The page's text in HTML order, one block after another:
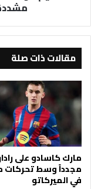
بحق
للأنظمة
مقالات ذات صلة
مارك كاسادو على
مجدداً وسط تحركات
في الميركاتو